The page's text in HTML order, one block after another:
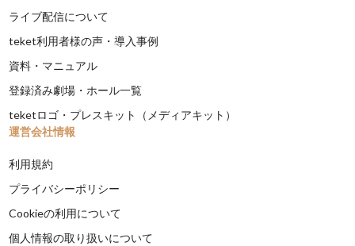
ライブ配信について
teket利用者様の声・導入事例
資料・マニュアル
登録済み劇場・ホール一覧
teketロゴ・プレスキット（メディアキット）
運営会社情報
利用規約
プライバシーポリシー
Cookieの利用について
個人情報の取り扱いについて